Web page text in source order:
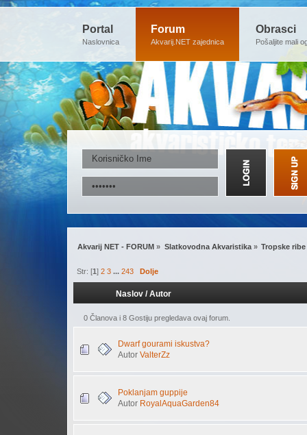
Portal
Naslovnica
Forum
Akvarij.NET zajednica
Obrasci
Pošaljite mali
Akvarij NET - FORUM » Slatkovodna Akvaristika» Tropske ribe
Str: [1]2 3 ...243 Dolje
Naslov /Autor
0 Članova i 8 Gostiju pregledava ovaj forum.
Dwarf gourami iskustva?
Autor ValterZz
Poklanjam guppije
Autor RoyalAquaGarden84